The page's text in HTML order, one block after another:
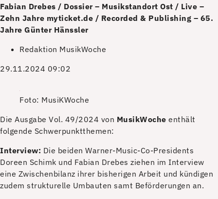
Fabian Drebes / Dossier – Musikstandort Ost / Live –
Zehn Jahre myticket.de / Recorded & Publishing – 65.
Jahre Günter Hänssler
Redaktion MusikWoche
29.11.2024 09:02
Foto: MusiKWoche
Die Ausgabe Vol. 49/2024 von MusikWoche enthält
folgende Schwerpunktthemen:
Interview: Die beiden Warner-Music-Co-Presidents
Doreen Schimk und Fabian Drebes ziehen im Interview
eine Zwischenbilanz ihrer bisherigen Arbeit und kündigen
zudem strukturelle Umbauten samt Beförderungen an.